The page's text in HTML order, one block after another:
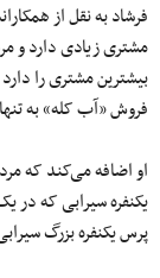
فرشاد به نقل از
مشتری زیادی دارد و
بیشترین مشتری را
فروش «آب کله» به
او اضافه می‌کند که
پرس یکنفره بزرگ سیرابی کامل ۵۰ تا